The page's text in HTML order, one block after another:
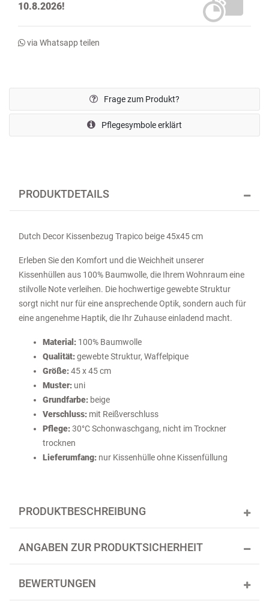
10.8.2026!
via Whatsapp teilen
Frage zum Produkt?
Pflegesymbole erklärt
PRODUKTDETAILS
Dutch Decor Kissenbezug Trapico beige 45x45 cm
Erleben Sie den Komfort und die Weichheit unserer
Kissenhüllen aus 100% Baumwolle, die Ihrem Wohnraum eine
stilvolle Note verleihen. Die hochwertige gewebte Struktur
sorgt nicht nur für eine ansprechende Optik, sondern auch für
eine angenehme Haptik, die Ihr Zuhause einladend macht.
Material: 100% Baumwolle
Qualität:gewebte Struktur, Waffelpique
Größe:45 x 45 cm
Muster: uni
Grundfarbe: beige
Verschluss: mit Reißverschluss
Pflege:30°C Schonwaschgang, nicht im Trockner
trocknen
Lieferumfang: nur Kissenhülle ohne Kissenfüllung
PRODUKTBESCHREIBUNG
ANGABEN ZUR PRODUKTSICHERHEIT
BEWERTUNGEN